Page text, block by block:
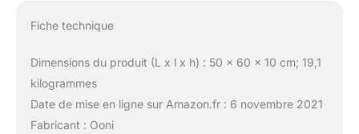
Fiche technique
Dimensions du produit (L x l x h) : 50 x 60 x 10 cm; 19,1
kilogrammes
Date de mise en ligne sur Amazon.fr : 6 novembre 2021
Fabricant : Ooni